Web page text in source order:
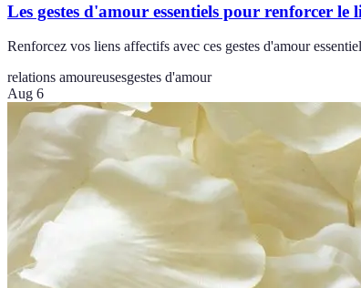
Les gestes d'amour essentiels pour renforcer le
Renforcez vos liens affectifs avec ces gestes d'amour
relations amoureusesgestes d'amour
Aug 6